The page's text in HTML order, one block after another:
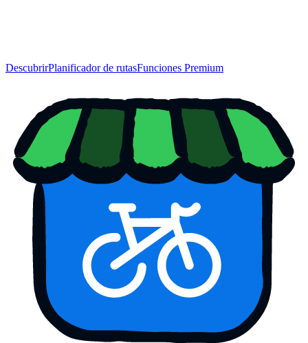
DescubrirPlanificador de rutasFunciones Premium